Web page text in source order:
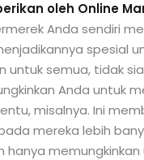
oleh Online
Anda sendiri
spesial
untuk semua, tidak
Anda untuk
misalnya. Ini
mereka lebih
hanya